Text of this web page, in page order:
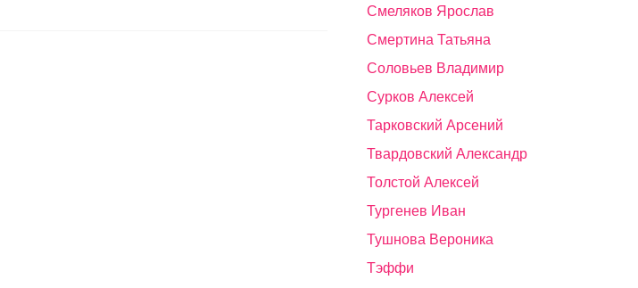
Смеляков Ярослав
Смертина Татьяна
Соловьев Владимир
Сурков Алексей
Тарковский Арсений
Твардовский Александр
Толстой Алексей
Тургенев Иван
Тушнова Вероника
Тэффи